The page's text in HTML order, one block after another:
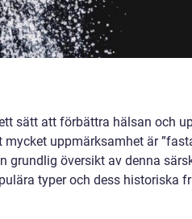
sätt att förbättra hälsan och
uppmärksamhet är
grundlig översikt av denna
typer och dess historiska